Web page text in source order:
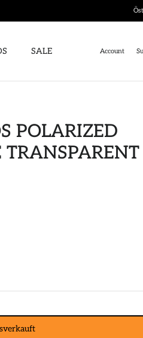
SALE Account
POLARIZED
TRANSPARENT